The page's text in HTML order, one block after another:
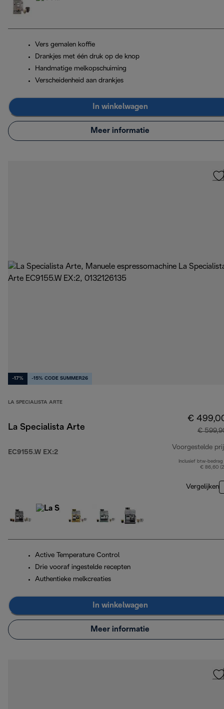
Vers gemalen koffie
Drankjes met één druk op de knop
Handmatige melkopschuiming
Verscheidenheid aan drankjes
In winkelwagen
Meer informatie
-17% -15% CODE SUMMER26
LA SPECIALISTA ARTE
La Specialista Arte
EC9155.W EX:2
€
€
Voorgestelde
Inclusief btw-bedrag
€ 86,60
Vergelijken
Active Temperature Control
Drie vooraf ingestelde recepten
Authentieke melkcreaties
In winkelwagen
Meer informatie